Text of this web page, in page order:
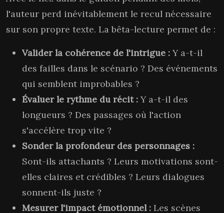
l'auteur perd inévitablement le recul nécessaire
sur son propre texte. La bêta-lecture permet de :
Valider la cohérence de l'intrigue : Y a-t-il
des failles dans le scénario ? Des événements
qui semblent improbables ?
Évaluer le rythme du récit : Y a-t-il des
longueurs ? Des passages où l'action
s'accélère trop vite ?
Sonder la profondeur des personnages :
Sont-ils attachants ? Leurs motivations sont-
elles claires et crédibles ? Leurs dialogues
sonnent-ils juste ?
Mesurer l'impact émotionnel : Les scènes